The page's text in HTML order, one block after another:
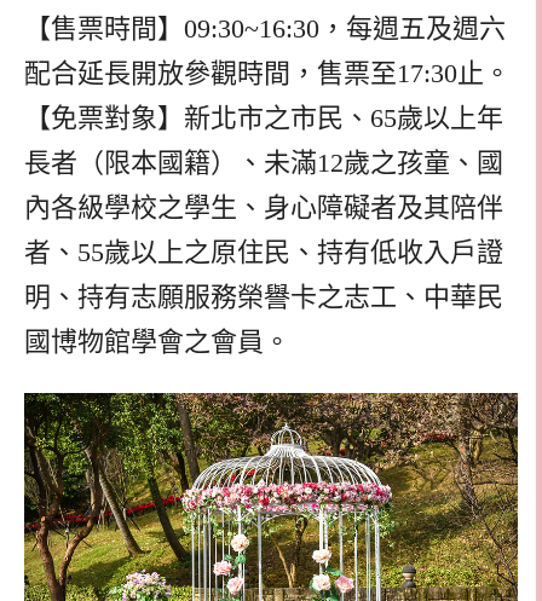
【售票時間】09:30~16:30，每週五及週六
配合延長開放參觀時間，售票至17:30止。
【免票對象】新北市之市民、65歲以上年
長者（限本國籍）、未滿12歲之孩童、國
內各級學校之學生、身心障礙者及其陪伴
者、55歲以上之原住民、持有低收入戶證
明、持有志願服務榮譽卡之志工、中華民
國博物館學會之會員。